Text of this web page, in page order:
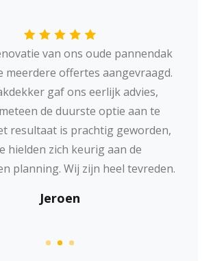
van ons oude pannendak
meerdere offertes aangevraagd.
gaf ons eerlijk advies,
de duurste optie aan te
resultaat is prachtig geworden,
hielden zich keurig aan de
planning. Wij zijn heel tevreden.
Jeroen